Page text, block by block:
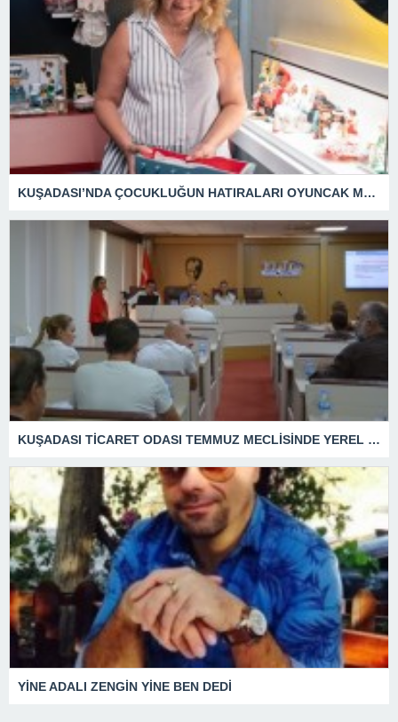
KUŞADASI’NDA ÇOCUKLUĞUN HATIRALARI OYUNCAK MÜZESİNDE HAYAT BULACAK
KUŞADASI TİCARET ODASI TEMMUZ MECLİSİNDE YEREL İŞLETMELERE ANLAMLI DESTEK
YİNE ADALI ZENGİN YİNE BEN DEDİ